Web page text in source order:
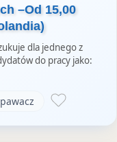
–Od 15,00
dla jednego z
do pracy jako: